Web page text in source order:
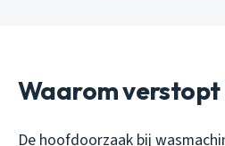
Waarom
De hoofdoorzaak bij